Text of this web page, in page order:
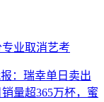
业取消艺考
：瑞幸单日卖出
量超365万杯，蜜